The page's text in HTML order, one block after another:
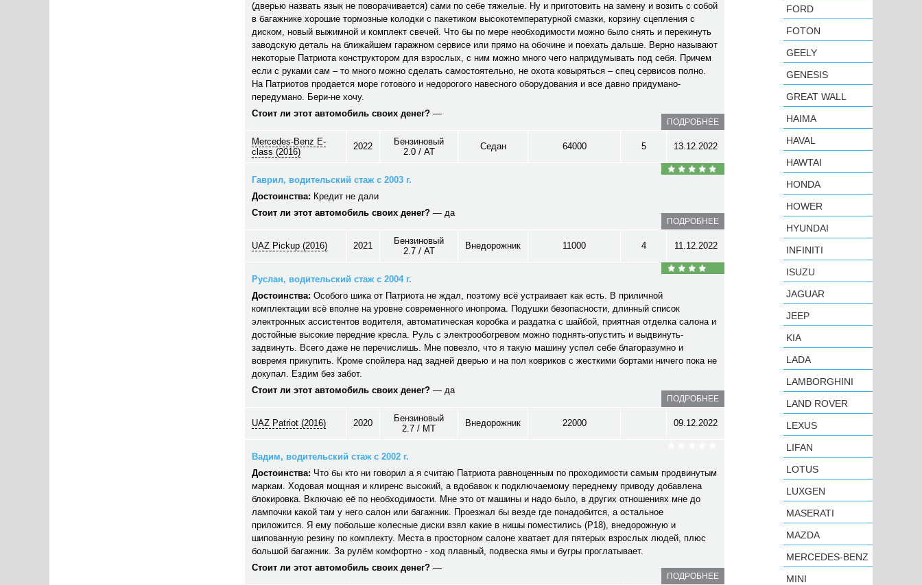
(дверью назвать язык не поворачивается) сами по себе тяжелые. Ну и приготовить на замену и возить с собой
в багажнике хорошие тормозные колодки с пакетиком высокотемпературной смазки, корзину сцепления с
диском, новый выжимной и комплект свечей. Что бы по мере необходимости можно было снять и перекинуть
заводскую деталь на ближайшем гаражном сервисе или прямо на обочине и поехать дальше. Верно называют
некоторые Патриота конструктором для взрослых, с ним можно много чего напридумывать под себя. Причем
если с руками сам – то много можно сделать самостоятельно, не охота ковыряться – спец сервисов полно.
На Патриотов продается море готового и недорогого навесного оборудования и все давно придумано-
передумано. Бери-не хочу.
Стоит ли этот автомобиль своих денег? —
ПОДРОБНЕЕ
Mercedes-Benz E-
class (2016)
2022
Бензиновый
2.0 / AT
Седан 64000 5 13.12.2022
Гаврил, водительский стаж с 2003 г.
Достоинства: Кредит не дали
Стоит ли этот автомобиль своих денег? — да
ПОДРОБНЕЕ
UAZ Pickup (2016) 2021
Бензиновый
2.7 / AT
Внедорожник 11000 4 11.12.2022
Руслан, водительский стаж с 2004 г.
Достоинства: Особого шика от Патриота не ждал, поэтому всё устраивает как есть. В приличной
комплектации всё вполне на уровне современного инопрома. Подушки безопасности, длинный список
электронных ассистентов водителя, автоматическая коробка и раздатка с шайбой, приятная отделка салона и
достойные высокие передние кресла. Руль с электрообогревом можно поднять-опустить и выдвинуть-
задвинуть. Всего даже не перечислишь. Мне повезло, что я такую машину успел себе благоразумно и
вовремя прикупить. Кроме спойлера над задней дверью и на пол ковриков с жесткими бортами ничего пока не
докупал. Ездим без забот.
Стоит ли этот автомобиль своих денег? — да
ПОДРОБНЕЕ
UAZ Patriot (2016) 2020
Бензиновый
2.7 / MT
Внедорожник 22000 09.12.2022
Вадим, водительский стаж с 2002 г.
Достоинства: Что бы кто ни говорил а я считаю Патриота равноценным по проходимости самым продвинутым
маркам. Ходовая мощная и клиренс высокий, а вдобавок к подключаемому переднему приводу добавлена
блокировка. Включаю её по необходимости. Мне это от машины и надо было, в других отношениях мне до
лампочки какой там у него салон или багажник. Проезжал бы везде где понадобится, а остальное
приложится. Я ему побольше колесные диски взял какие в нишы поместились (Р18), внедорожную и
шипованную резину по комплекту. Места в просторном салоне хватает для пятерых взрослых людей, плюс
большой багажник. За рулём комфортно - ход плавный, подвеска ямы и бугры проглатывает.
Стоит ли этот автомобиль своих денег? —
ПОДРОБНЕЕ
FORD
FOTON
GEELY
GENESIS
GREAT WALL
HAIMA
HAVAL
HAWTAI
HONDA
HOWER
HYUNDAI
INFINITI
ISUZU
JAGUAR
JEEP
KIA
LADA
LAMBORGHINI
LAND ROVER
LEXUS
LIFAN
LOTUS
LUXGEN
MASERATI
MAZDA
MERCEDES-BENZ
MINI